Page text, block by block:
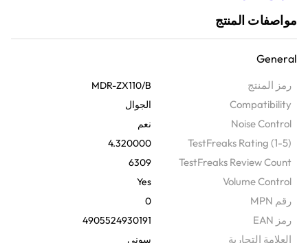
مواصفات المنتج
General
رمز المنتج MDR-ZX110/B
Compatibility الجوال
Noise Control نعم
TestFreaks Rating (1-5)
4.320000
TestFreaks Review Count
6309
Volume Control
Yes
رقم MPN 0
رمز EAN 4905524930191
‫العلامة التجارية سوني